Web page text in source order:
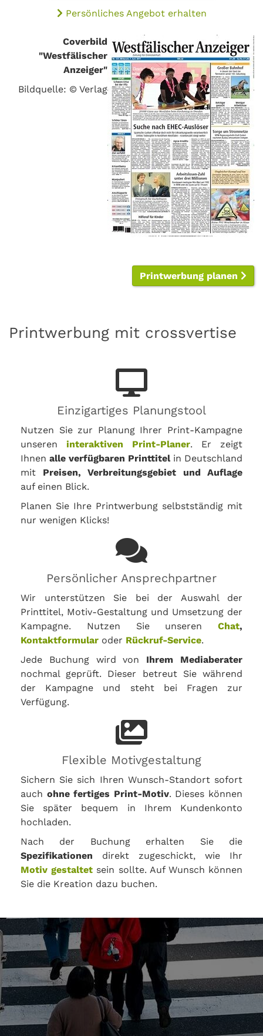
Persönliches Angebot erhalten
Coverbild
"Westfälischer
Anzeiger"
Bildquelle: © Verlag
Printwerbung planen
Printwerbung mit crossvertise
Einzigartiges Planungstool
Nutzen Sie zur Planung Ihrer Print-Kampagne
unseren interaktiven Print-Planer. Er zeigt
Ihnen alle verfügbaren Printtitelin Deutschland
mit Preisen, Verbreitungsgebiet und Auflage
auf einen Blick.
Planen Sie Ihre Printwerbung selbstständig mit
nur wenigen Klicks!
Persönlicher Ansprechpartner
Wir unterstützen Sie bei der Auswahl der
Printtitel, Motiv-Gestaltung und Umsetzung der
Kampagne. Nutzen Sie unseren Chat,
Kontaktformular oder Rückruf-Service.
Jede Buchung wird von Ihrem Mediaberater
nochmal geprüft. Dieser betreut Sie während
der Kampagne und steht bei Fragen zur
Verfügung.
Flexible Motivgestaltung
Sichern Sie sich Ihren Wunsch-Standort sofort
auch ohne fertiges Print-Motiv. Dieses können
Sie später bequem in Ihrem Kundenkonto
hochladen.
Nach der Buchung erhalten Sie die
Spezifikationen direkt zugeschickt, wie Ihr
Motiv gestaltet sein sollte. Auf Wunsch können
Sie die Kreation dazu buchen.